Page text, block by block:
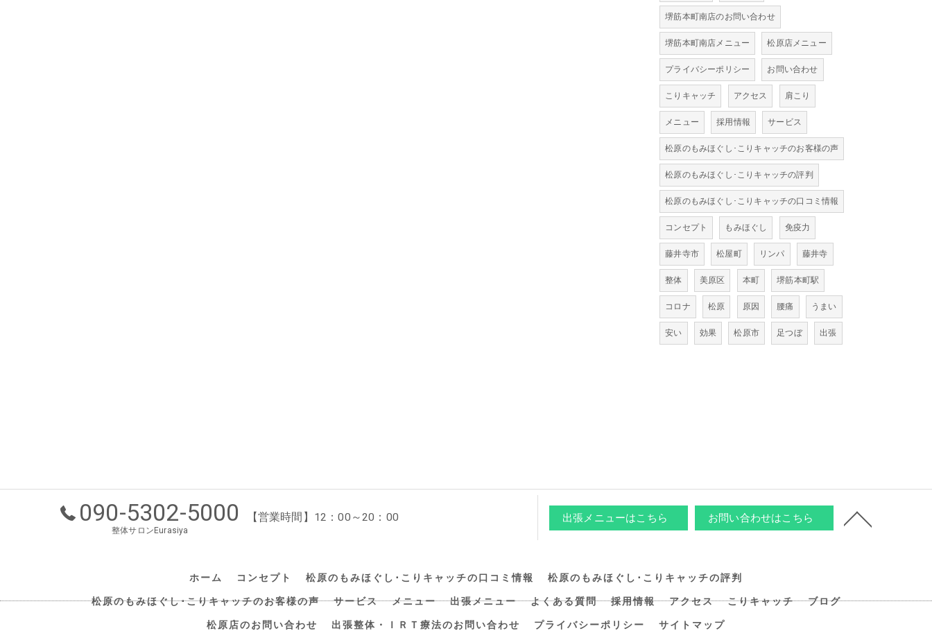
堺筋本町南店のお問い合わせ
堺筋本町南店メニュー 松原店メニュー
プライバシーポリシー お問い合わせ
こりキャッチ アクセス 肩こり
メニュー 採用情報 サービス
松原のもみほぐし･こりキャッチのお客様の声
松原のもみほぐし･こりキャッチの評判
松原のもみほぐし･こりキャッチの口コミ情報
コンセプト もみほぐし 免疫力
藤井寺市 松屋町 リンパ 藤井寺
整体 美原区 本町 堺筋本町駅
コロナ 松原 原因 腰痛 うまい
安い 効果 松原市 足つぼ 出張
090-5302-5000
整体サロンEurasiya
【営業時間】12：00～20：00 出張メニューはこちら お問い合わせはこちら
ホーム コンセプト 松原のもみほぐし･こりキャッチの口コミ情報 松原のもみほぐし･こりキャッチの評判
松原のもみほぐし･こりキャッチのお客様の声 サービス メニュー 出張メニュー よくある質問 採用情報 アクセス こりキャッチ ブログ
松原店のお問い合わせ 出張整体・ＩＲＴ療法のお問い合わせ プライバシーポリシー サイトマップ